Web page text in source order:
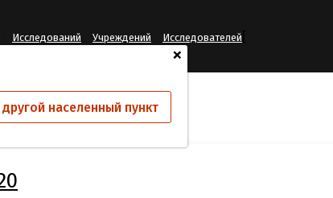
+
населенный пункт
Исследований Учреждений Исследователей
III-06-2020